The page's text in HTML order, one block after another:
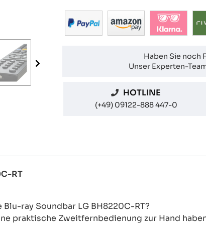
Haben Sie noch
Unser Experten-
HOTLINE
(+49) 09122-888 447-0
RT
ray Soundbar LG BH8220C-RT?
praktische Zweitfernbedienung zur Hand